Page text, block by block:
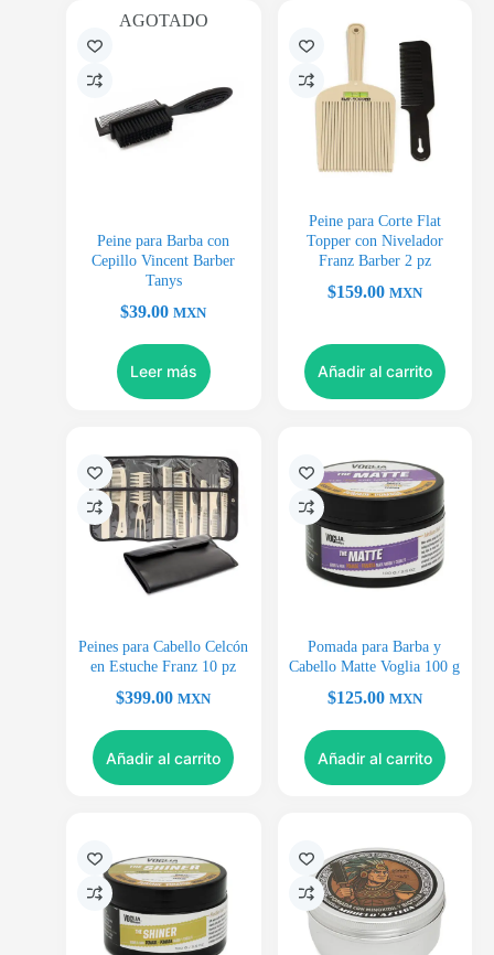
AGOTADO
Peine para Barba con
Cepillo Vincent Barber
Tanys
$39.00 MXN
Leer más
Peine para Corte Flat
Topper con Nivelador
Franz Barber 2 pz
$159.00 MXN
Añadir al carrito
Peines para Cabello Celcón
en Estuche Franz 10 pz
$399.00 MXN
Añadir al carrito
Pomada para Barba y
Cabello Matte Voglia 100 g
$125.00 MXN
Añadir al carrito